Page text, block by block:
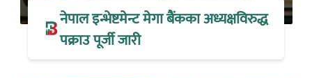
नेपाल इन्भेष्टमेन्ट मेगा बैंकका अध्यक्षविरुद्ध
पक्राउ पूर्जी जारी